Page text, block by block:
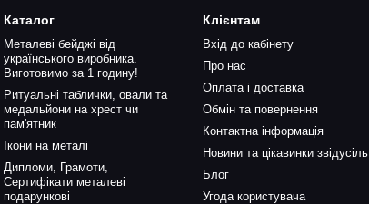
Каталог
Металеві бейджі від
українського виробника.
Виготовимо за 1 годину!
Ритуальні таблички, овали та
медальйони на хрест чи
пам'ятник
Ікони на металі
Дипломи, Грамоти,
Сертифікати металеві
подарункові
Клієнтам
Вхід до кабінету
Про нас
Оплата і доставка
Обмін та повернення
Контактна інформація
Новини та цікавинки звідусіль
Блог
Угода користувача